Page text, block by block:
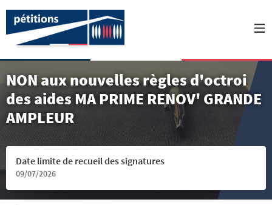
NON aux nouvelles règles d'octroi
des aides MA PRIME RENOV' GRANDE
AMPLEUR
Date limite de recueil des signatures
09/07/2026